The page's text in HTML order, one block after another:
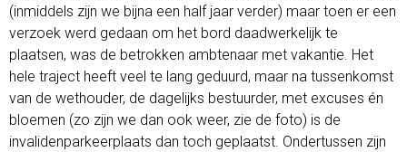
(inmiddels zijn we bijna een half jaar verder) maar toen er een
verzoek werd gedaan om het bord daadwerkelijk te
plaatsen, was de betrokken ambtenaar met vakantie. Het
hele traject heeft veel te lang geduurd, maar na tussenkomst
van de wethouder, de dagelijks bestuurder, met excuses én
bloemen (zo zijn we dan ook weer, zie de foto) is de
invalidenparkeerplaats dan toch geplaatst. Ondertussen zijn